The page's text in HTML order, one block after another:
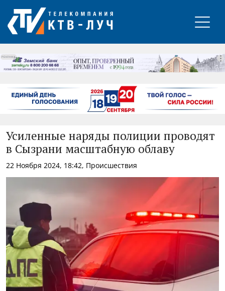
РЕКЛАМА
Усиленные наряды полиции проводят
в Сызрани масштабную облаву
22 Ноября 2024, 18:42, Происшествия